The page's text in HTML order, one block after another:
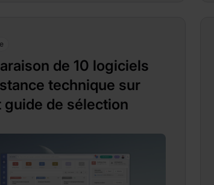
de 10 logiciels
technique sur
guide de sélection